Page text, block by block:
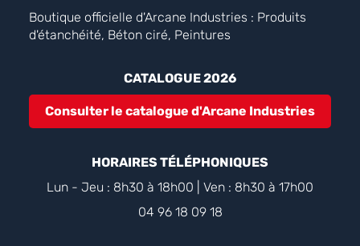
Boutique officielle d'Arcane Industries : Produits
d'étanchéité, Béton ciré, Peintures
CATALOGUE 2026
Consulter le catalogue d'Arcane Industries
HORAIRES TÉLÉPHONIQUES
Lun - Jeu : 8h30 à 18h00 | Ven : 8h30 à 17h00
04 96 18 09 18